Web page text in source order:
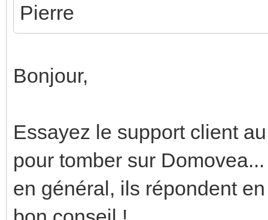
Pierre
Bonjour,
Essayez le support client
pour tomber sur Domovea...
en général, ils répondent